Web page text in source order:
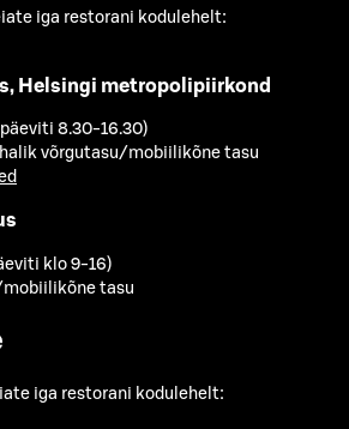
iga restorani kodulehelt:
Helsingi metropolipiirkond
8.30-16.30)
võrgutasu/mobiilikõne tasu
klo 9-16)
tasu
iga restorani kodulehelt: